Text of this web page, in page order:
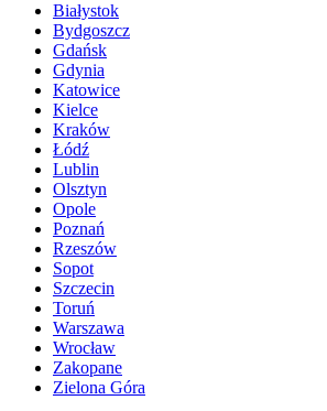
Białystok
Bydgoszcz
Gdańsk
Gdynia
Katowice
Kielce
Kraków
Łódź
Lublin
Olsztyn
Opole
Poznań
Rzeszów
Sopot
Szczecin
Toruń
Warszawa
Wrocław
Zakopane
Zielona Góra